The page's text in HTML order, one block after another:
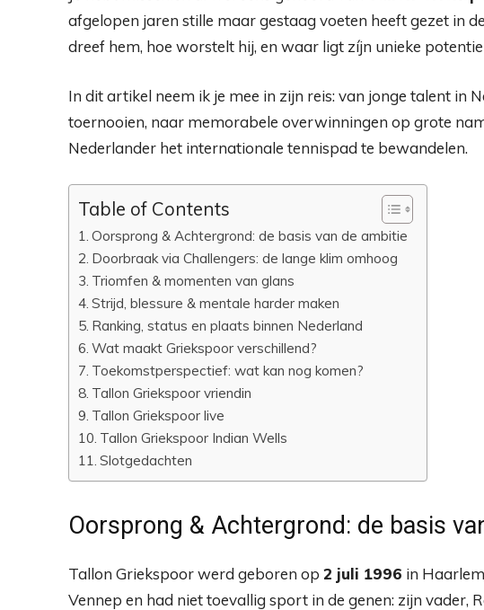
afgelopen jaren stille maar gestaag voeten heeft gezet in
dreef hem, hoe worstelt hij, en waar ligt zíjn unieke
In dit artikel neem ik je mee in zijn reis: van jonge talent in
toernooien, naar memorabele overwinningen op grote
Nederlander het internationale tennispad te bewandelen.
Table of Contents
Oorsprong & Achtergrond: de basis van de ambitie
Doorbraak via Challengers: de lange klim omhoog
Triomfen & momenten van glans
Strijd, blessure & mentale harder maken
Ranking, status en plaats binnen Nederland
Wat maakt Griekspoor verschillend?
Toekomstperspectief: wat kan nog komen?
Tallon Griekspoor vriendin
Tallon Griekspoor live
Tallon Griekspoor Indian Wells
Slotgedachten
Oorsprong & Achtergrond: de basis
Tallon Griekspoor werd geboren op 2 juli 1996 in
Vennep en had niet toevallig sport in de genen: zijn vader,